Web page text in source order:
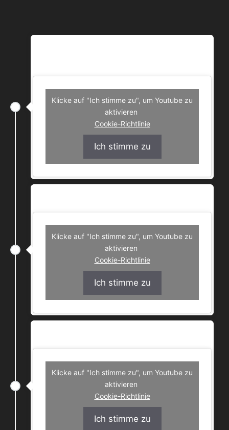
Klicke auf "Ich stimme zu", um Youtube zu
aktivieren
Cookie-Richtlinie
Ich stimme zu
Klicke auf "Ich stimme zu", um Youtube zu
aktivieren
Cookie-Richtlinie
Ich stimme zu
Klicke auf "Ich stimme zu", um Youtube zu
aktivieren
Cookie-Richtlinie
Ich stimme zu